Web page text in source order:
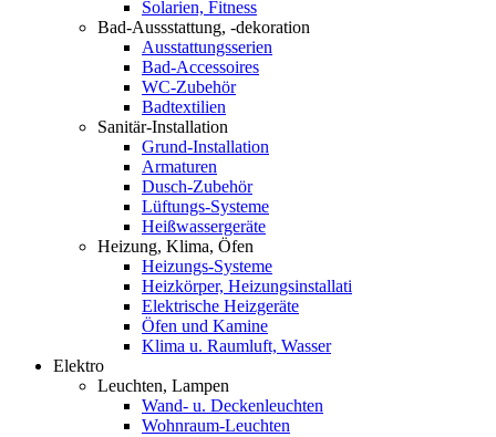
Solarien, Fitness
Bad-Aussstattung, -dekoration
Ausstattungsserien
Bad-Accessoires
WC-Zubehör
Badtextilien
Sanitär-Installation
Grund-Installation
Armaturen
Dusch-Zubehör
Lüftungs-Systeme
Heißwassergeräte
Heizung, Klima, Öfen
Heizungs-Systeme
Heizkörper, Heizungsinstallati
Elektrische Heizgeräte
Öfen und Kamine
Klima u. Raumluft, Wasser
Elektro
Leuchten, Lampen
Wand- u. Deckenleuchten
Wohnraum-Leuchten